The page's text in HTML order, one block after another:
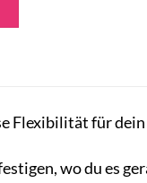
Flexibilität für
wo du es